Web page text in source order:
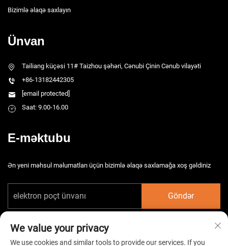
Bizimlə əlaqə saxlayın
Ünvan
Tailiang küçəsi 11# Taizhou şəhəri, Cənubi Çinin Cənub vilayəti
+86-13182442305
[email protected]
Saat: 9.00-16.00
E-məktubu
Ən yeni məhsul məlumatları üçün bizimlə əlaqə saxlamağa xoş gəldiniz
Göndər
We value your privacy
We use cookies and similar tools to provide our services. If you